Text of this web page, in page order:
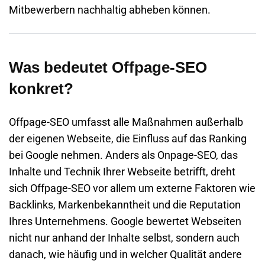
Mitbewerbern nachhaltig abheben können.
Was bedeutet Offpage-SEO
konkret?
Offpage-SEO umfasst alle Maßnahmen außerhalb
der eigenen Webseite, die Einfluss auf das Ranking
bei Google nehmen. Anders als Onpage-SEO, das
Inhalte und Technik Ihrer Webseite betrifft, dreht
sich Offpage-SEO vor allem um externe Faktoren wie
Backlinks, Markenbekanntheit und die Reputation
Ihres Unternehmens. Google bewertet Webseiten
nicht nur anhand der Inhalte selbst, sondern auch
danach, wie häufig und in welcher Qualität andere